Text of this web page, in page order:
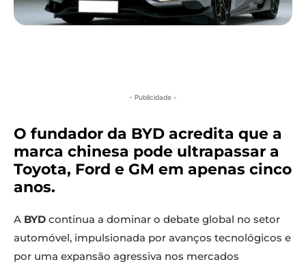
- Publicidade -
O fundador da BYD acredita que a
marca chinesa pode ultrapassar a
Toyota, Ford e GM em apenas cinco
anos.
A BYD continua a dominar o debate global no setor
automóvel, impulsionada por avanços tecnológicos e
por uma expansão agressiva nos mercados